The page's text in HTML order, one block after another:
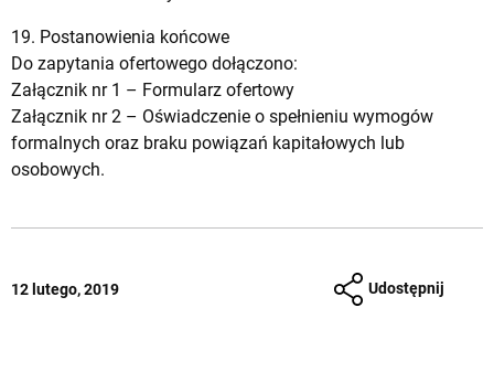
19. Postanowienia końcowe
Do zapytania ofertowego dołączono:
Załącznik nr 1 – Formularz ofertowy
Załącznik nr 2 – Oświadczenie o spełnieniu wymogów
formalnych oraz braku powiązań kapitałowych lub
osobowych.
12 lutego, 2019 Udostępnij